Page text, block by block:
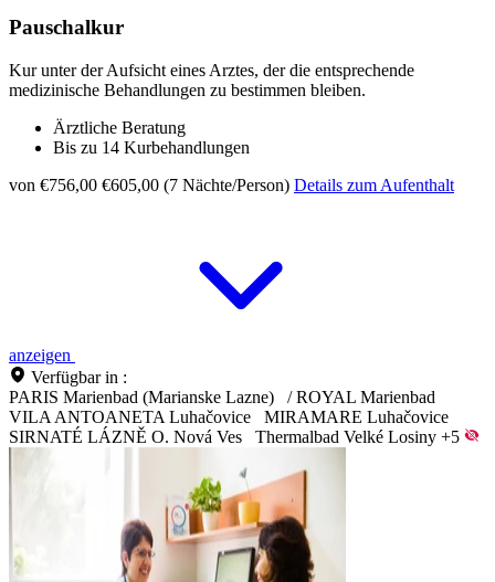
Pauschalkur
Kur unter der Aufsicht eines Arztes, der die entsprechende
medizinische Behandlungen zu bestimmen bleiben.
Ärztliche Beratung
Bis zu 14 Kurbehandlungen
von €756,00 €605,00 (7 Nächte/Person) Details zum Aufenthalt
anzeigen
Verfügbar in :
PARIS Marienbad (Marianske Lazne)
/ ROYAL Marienbad
VILA ANTOANETA Luhačovice
MIRAMARE Luhačovice
SIRNATÉ LÁZNĚ O. Nová Ves
Thermalbad Velké Losiny +5